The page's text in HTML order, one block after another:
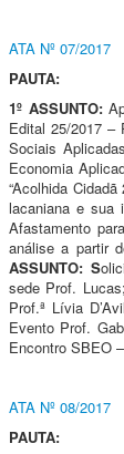
ATA Nº 07/2017
PAUTA:
1º ASSUNTO:
Edital 25/2017 –
Sociais
Economia
“Acolhida
lacaniana e sua
Afastamento
análise a partir
ASSUNTO: S
sede Prof.
Prof.ª Lívia
Evento Prof.
Encontro SBEO
ATA Nº 08/2017
PAUTA: